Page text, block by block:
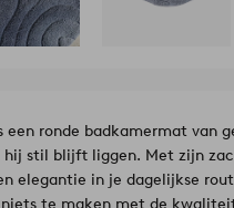
een ronde badkamermat
stil blijft liggen. Met zijn
elegantie in je dagelijkse
te maken met de